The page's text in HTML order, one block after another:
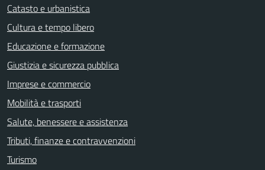
Catasto e urbanistica
Cultura e tempo libero
Educazione e formazione
Giustizia e sicurezza pubblica
Imprese e commercio
Mobilità e trasporti
Salute, benessere e assistenza
Tributi, finanze e contravvenzioni
Turismo